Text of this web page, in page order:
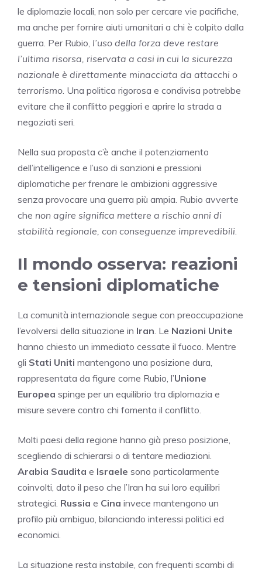
le diplomazie locali, non solo per cercare vie pacifiche,
ma anche per fornire aiuti umanitari a chi è colpito dalla
guerra. Per Rubio, l’uso della forza deve restare
l’ultima risorsa, riservata a casi in cui la sicurezza
nazionale è direttamente minacciata da attacchi o
terrorismo . Una politica rigorosa e condivisa potrebbe
evitare che il conflitto peggiori e aprire la strada a
negoziati seri.
Nella sua proposta c’è anche il potenziamento
dell’intelligence e l’uso di sanzioni e pressioni
diplomatiche per frenare le ambizioni aggressive
senza provocare una guerra più ampia. Rubio avverte
che non agire significa mettere a rischio anni di
stabilità regionale, con conseguenze imprevedibili
Il mondo osserva: reazioni
e tensioni diplomatiche
La comunità internazionale segue con preoccupazione
l’evolversi della situazione in Iran . Le Nazioni Unite
hanno chiesto un immediato cessate il fuoco. Mentre
gli Stati Uniti mantengono una posizione dura,
rappresentata da figure come Rubio, l’Unione
Europea spinge per un equilibrio tra diplomazia e
misure severe contro chi fomenta il conflitto.
Molti paesi della regione hanno già preso posizione,
scegliendo di schierarsi o di tentare mediazioni.
Arabia Saudita e Israele sono particolarmente
coinvolti, dato il peso che l’Iran ha sui loro equilibri
strategici. Russia e Cina invece mantengono un
profilo più ambiguo, bilanciando interessi politici ed
economici.
La situazione resta instabile, con frequenti scambi di